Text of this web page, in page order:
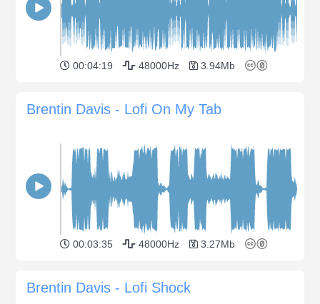
00:04:19 48000Hz 3.94Mb
Brentin Davis - Lofi On My Tab
00:03:35 48000Hz 3.27Mb
Brentin Davis - Lofi Shock